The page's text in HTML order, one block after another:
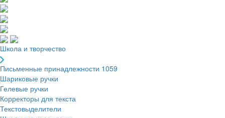
Школа и творчество
Письменные принадлежности 1059
Шариковые ручки
Гелевые ручки
Корректоры для текста
Текстовыделители